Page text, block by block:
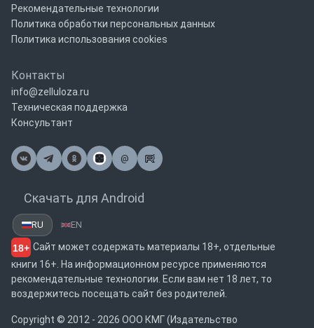
Рекомендательные технологии
Политика обработки персональных данных
Политика использования cookies
Контакты
info@zelluloza.ru
Техническая поддержка
Консультант
@
Почта
Скачать для Android
RU EN
18+ Сайт может содержать материалы 18+, отдельные
книги 16+. На информационном ресурсе применяются
рекомендательные технологии. Если вам нет 18 лет, то
воздержитесь посещать сайт без родителей.
Copyright © 2012 - 2026 ООО КМГ (Издательство